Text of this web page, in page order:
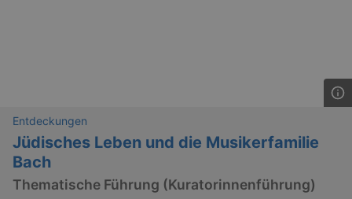
Entdeckungen
Jüdisches Leben und die Musikerfamilie
Bach
Thematische Führung (Kuratorinnenführung)